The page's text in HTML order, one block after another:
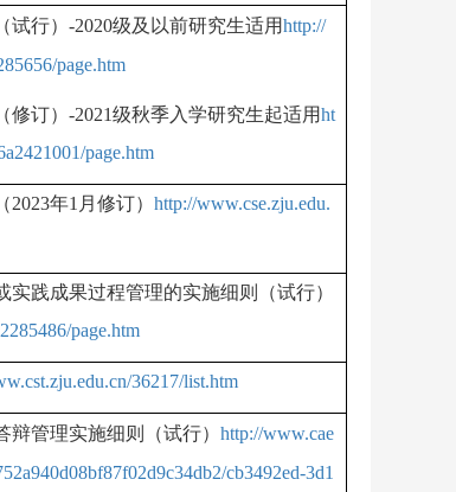
行） -2020级及以前研究生适用http://
page.htm
订） -2021级秋季入学研究生起适用ht
page.htm
2023年1 月修订） http://www.cse.zju.edu.
践成果过程管理的实施细则（试行）
page.htm
36217/list.htm
管理实施细则（试行） http://www.cae
34db2/cb3492ed-3d1